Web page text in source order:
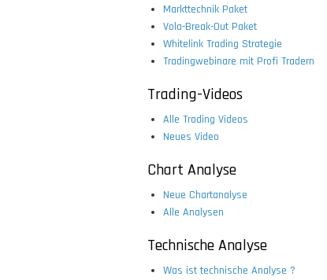
Markttechnik Paket
Vola-Break-Out Paket
Whitelink Trading Strategie
Tradingwebinare mit Profi Tradern
Trading-Videos
Alle Trading Videos
Neues Video
Chart Analyse
Neue Chartanalyse
Alle Analysen
Technische Analyse
Was ist technische Analyse ?